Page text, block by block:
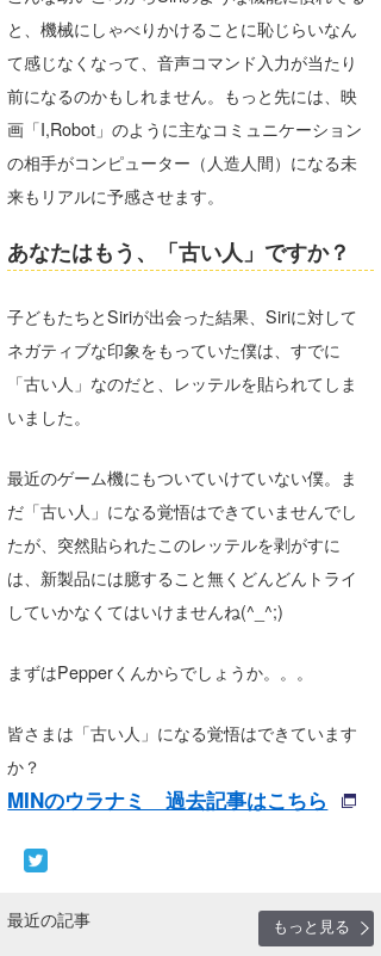
と、機械にしゃべりかけることに恥じらいなん
て感じなくなって、音声コマンド入力が当たり
前になるのかもしれません。もっと先には、映
画「I,Robot」のように主なコミュニケーション
の相手がコンピューター（人造人間）になる未
来もリアルに予感させます。
あなたはもう、「古い人」ですか？
子どもたちとSiriが出会った結果、Siriに対して
ネガティブな印象をもっていた僕は、すでに
「古い人」なのだと、レッテルを貼られてしま
いました。
最近のゲーム機にもついていけていない僕。ま
だ「古い人」になる覚悟はできていませんでし
たが、突然貼られたこのレッテルを剥がすに
は、新製品には臆すること無くどんどんトライ
していかなくてはいけませんね(^_^;)
まずはPepperくんからでしょうか。。。
皆さまは「古い人」になる覚悟はできています
か？
MINのウラナミ 過去記事はこちら
最近の記事
もっと見る